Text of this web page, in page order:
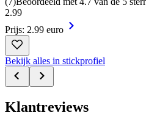
2.99
Prijs: 2.99 euro
Bekijk alles in stickprofiel
Klantreviews